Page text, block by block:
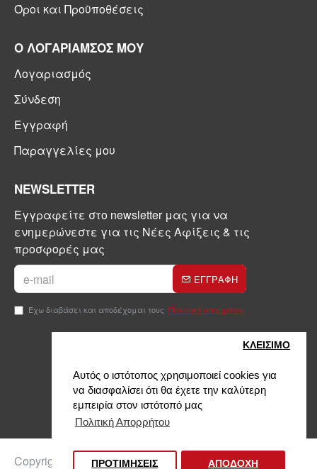
Αυτός ο ιστότοπος χρησιμοποιεί cookies για
να διασφαλίσει ότι θα έχετε την καλύτερη
εμπειρία στον ιστότοπό μας
Πολιτική Απορρήτου
ΚΛΕΙΣIΜΟ
ΠΡΟΤΙΜΗΣΕΙΣ ΑΠΟΔΟΧΗ
Όροι και Προϋποθέσεις
Ο ΛΟΓΑΡΙΑΜΣΟΣ ΜΟΥ
Λογαριασμός
Σύνδεση
Εγγραφή
Παραγγελίες μου
NEWSLETTER
Εγγραφείτε στο newsletter μας για να
ενημερώνεστε για τις Νέες Αφίξεις & τις
προσφορές μας
ΕΓΓΡΑΦΗ
Έχω διαβάσει και αποδέχομαι τους Πολιτική απορρήτου
Copyright © 2024, Kontinakis, All Rights Reserved
Φίλτρα προϊόντων